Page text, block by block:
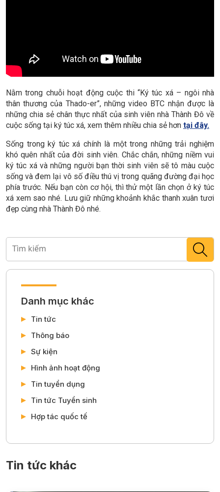
Nằm trong chuỗi hoạt động cuộc thi “Ký túc xá – ngôi nhà
thân thương của Thado-er”, những video BTC nhận được là
những chia sẻ chân thực nhất của sinh viên nhà Thành Đô về
cuộc sống tại ký túc xá, xem thêm nhiều chia sẻ hơn tại đây.
Sống trong ký túc xá chính là một trong những trải nghiệm
khó quên nhất của đời sinh viên. Chắc chắn, những niềm vui
ký túc xá và những người bạn thời sinh viên sẽ tô màu cuộc
sống và đem lại vô số điều thú vị trong quãng đường đại học
phía trước. Nếu bạn còn cơ hội, thì thử một lần chọn ở ký túc
xá xem sao nhé. Lưu giữ những khoảnh khắc thanh xuân tươi
đẹp cùng nhà Thành Đô nhé.
Danh mục khác
Tin tức
Thông báo
Sự kiện
Hình ảnh hoạt động
Tin tuyển dụng
Tin tức Tuyển sinh
Hợp tác quốc tế
Tin tức khác